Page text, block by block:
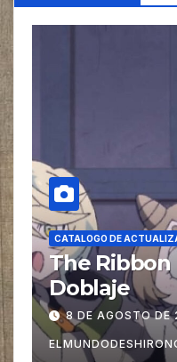
CATALOGO DE
CATALOGO DE SERIES
Yomi no
Parte 02
1 DE AGOSTO DE